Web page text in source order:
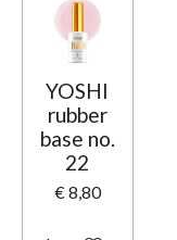
YOSHI
rubber
base no.
22
€ 8,80